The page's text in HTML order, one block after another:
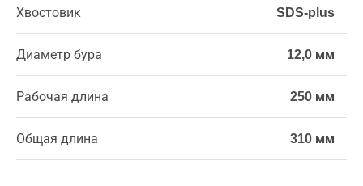
Хвостовик SDS-plus
Диаметр бура 12,0 мм
Рабочая длина 250 мм
Общая длина 310 мм